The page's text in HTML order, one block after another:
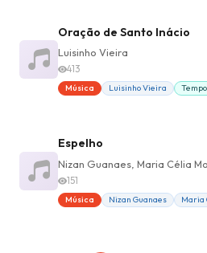
Oração de Santo Inácio
Luisinho Vieira
413
Música Luisinho Vieira
Espelho
Nizan Guanaes, Maria Célia
151
Música Nizan Guanaes Maria